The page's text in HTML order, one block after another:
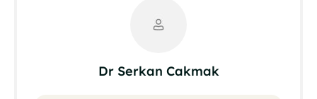
Dr Serkan Cakmak